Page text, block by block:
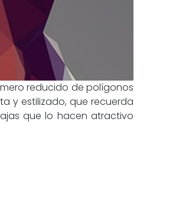
reducido de polígonos
y estilizado, que recuerda
que lo hacen atractivo